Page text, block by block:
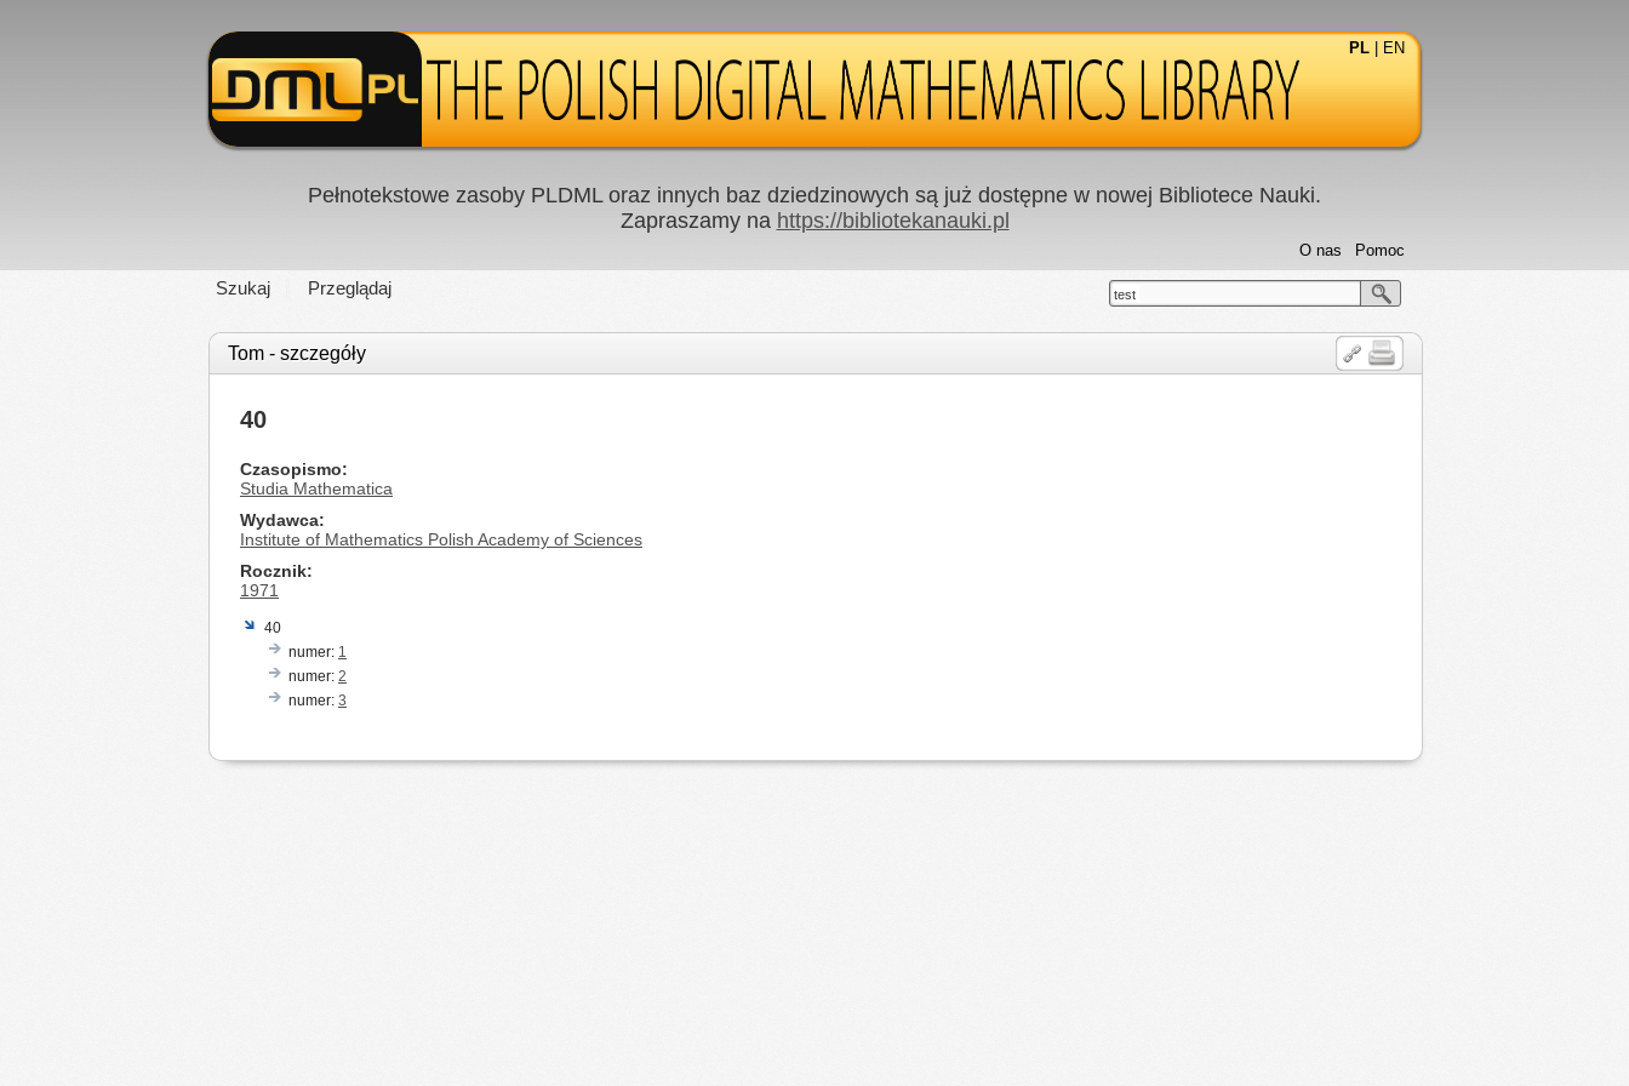
PL EN
Pełnotekstowe zasoby PLDML oraz innych baz dziedzinowych są już dostępne w nowej Bibliotece Nauki.
Zapraszamy na https://bibliotekanauki.pl
Szukaj Przeglądaj
Pomoc
O nas
test
Tom - szczegóły
40
Czasopismo
Studia Mathematica
Wydawca
Institute of Mathematics Polish Academy of Sciences
Rocznik
1971
40
numer: 1
numer: 2
numer: 3